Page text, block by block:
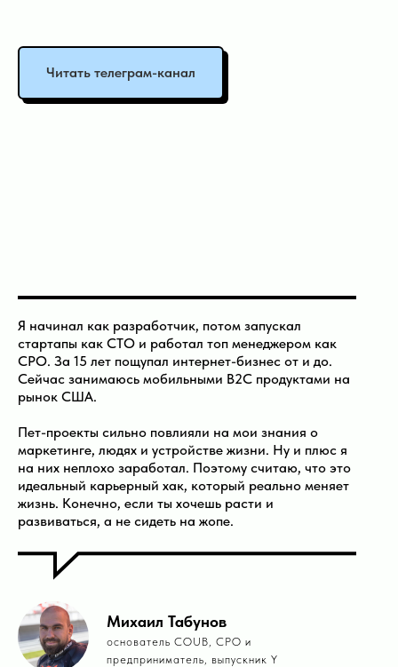
Читать телеграм-канал
Я начинал как разработчик, потом запускал
стартапы как CTO и работал топ менеджером как
CPO. За 15 лет пощупал интернет-бизнес от и до.
Сейчас занимаюсь мобильными B2C продуктами на
рынок США.
Пет-проекты сильно повлияли на мои знания о
маркетинге, людях и устройстве жизни. Ну и плюс я
на них неплохо заработал. Поэтому считаю, что это
идеальный карьерный хак, который реально меняет
жизнь. Конечно, если ты хочешь расти и
развиваться, а не сидеть на жопе.
Михаил Табунов
основатель COUB, CPO и
предприниматель, выпускник Y